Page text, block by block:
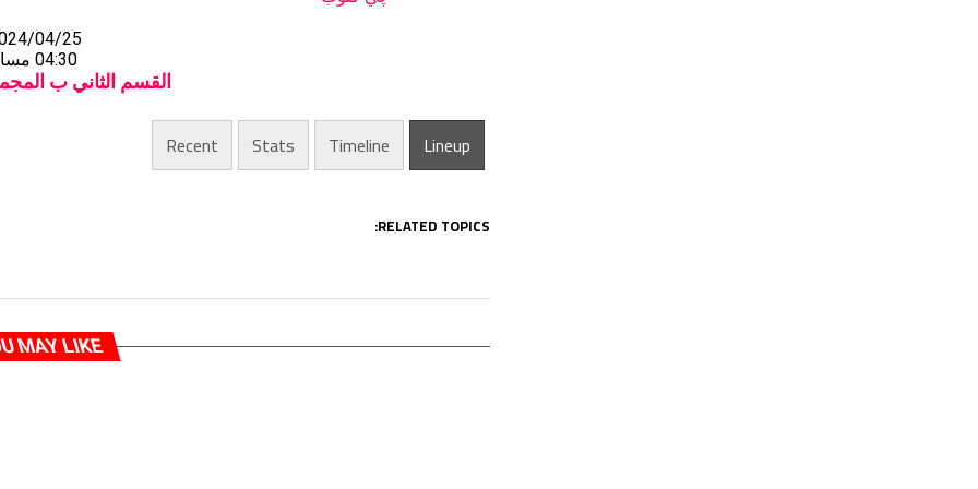
04/25
04:30 مساءً
القسم الثاني ب
Lineup
Timeline
Stats
Recent
RELATED TOPICS:
MAY LIKE